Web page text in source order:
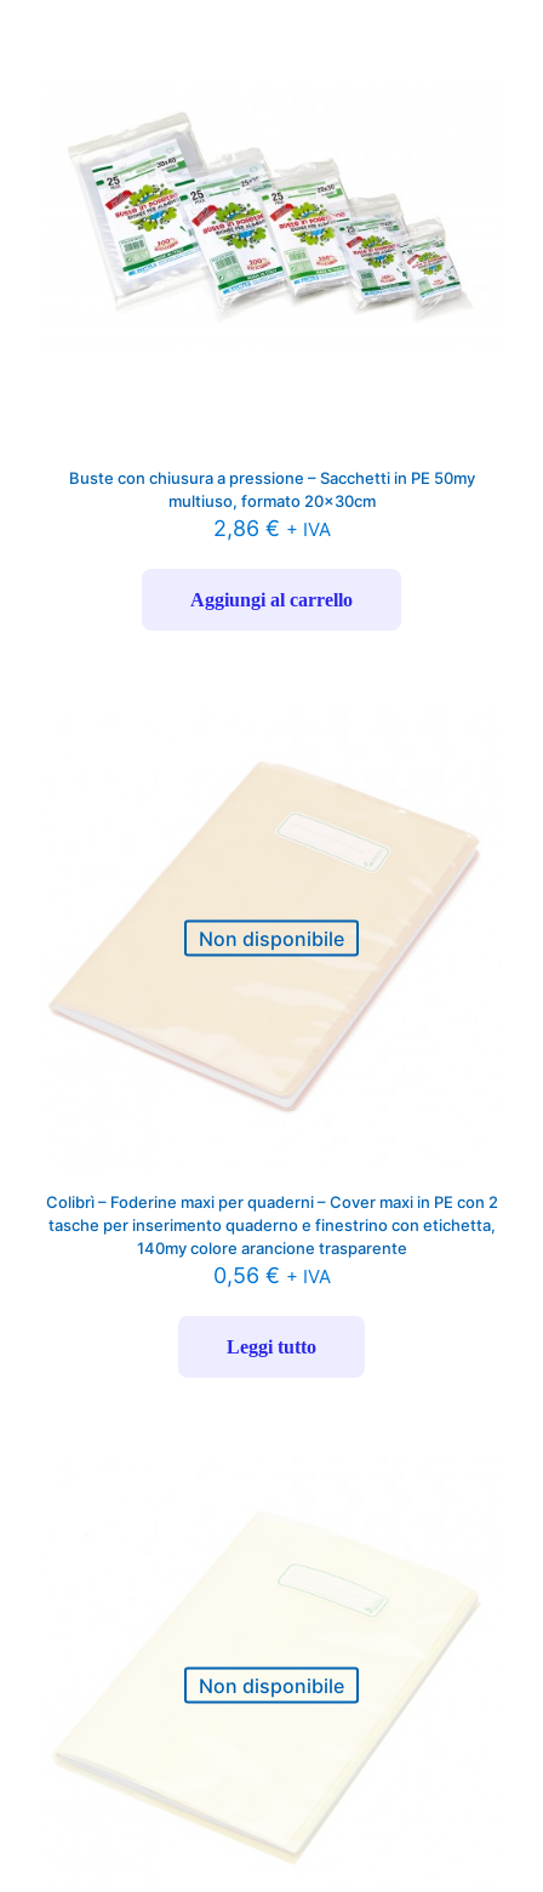
Buste con chiusura a pressione – Sacchetti in PE 50my
multiuso, formato 20x30cm
2,86 € + IVA
Aggiungi al carrello
Non disponibile
Colibrì – Foderine maxi per quaderni – Cover maxi in PE con 2
tasche per inserimento quaderno e finestrino con etichetta,
140my colore arancione trasparente
0,56 € + IVA
Leggi tutto
Non disponibile